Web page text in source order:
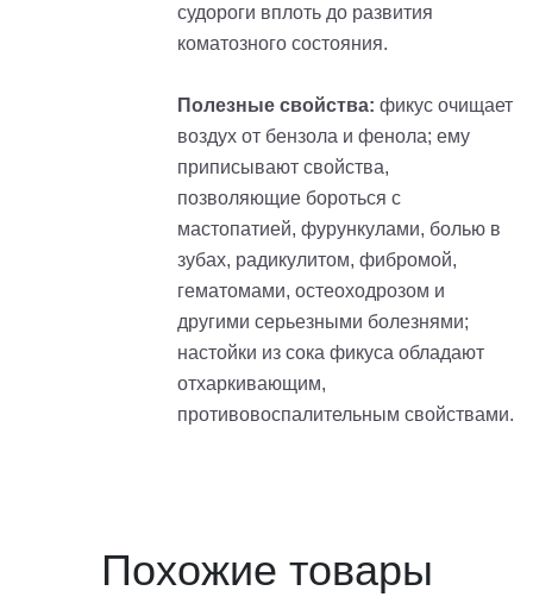
судороги вплоть до развития
коматозного состояния.
Полезные свойства: фикус очищает
воздух от бензола и фенола; ему
приписывают свойства,
позволяющие бороться с
мастопатией, фурункулами, болью в
зубах, радикулитом, фибромой,
гематомами, остеоходрозом и
другими серьезными болезнями;
настойки из сока фикуса обладают
отхаркивающим,
противовоспалительным свойствами.
Похожие товары